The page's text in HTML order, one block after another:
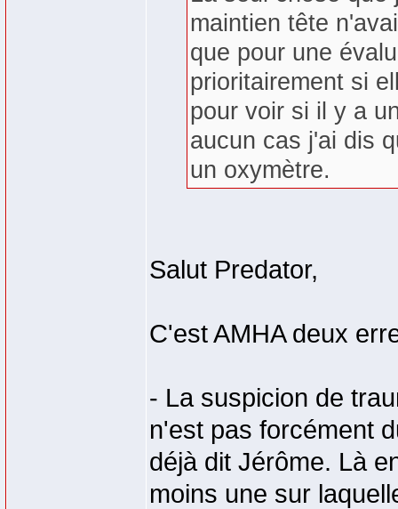
maintien tête
que pour une
prioritairement si
pour voir si il y a
aucun cas j'ai dis
un oxymètre.
Salut Predator,
C'est AMHA deux
- La suspicion de
n'est pas forcément
déjà dit Jérôme. Là
moins une sur